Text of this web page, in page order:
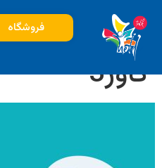
فروشگاه
کاور3